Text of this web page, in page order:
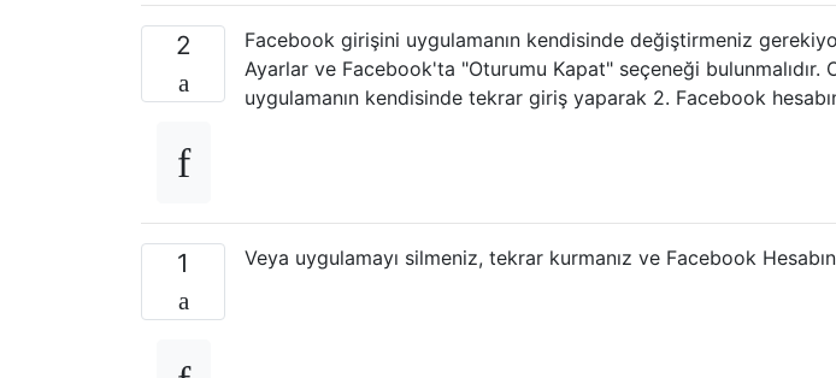
2
Facebook girişini uygulamanın kendisinde değiştirmeniz
Ayarlar ve Facebook'ta "Oturumu Kapat" seçeneği bulunmalıdır.
uygulamanın kendisinde tekrar giriş yaparak 2. Facebook
1 Veya uygulamayı silmeniz, tekrar kurmanız ve Facebook